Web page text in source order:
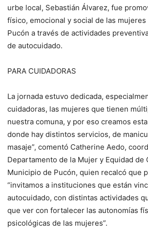
urbe local, Sebastián Álvarez, fue
físico, emocional y social de las mujeres
Pucón a través de actividades
de autocuidado.
PARA CUIDADORAS
La jornada estuvo dedicada,
cuidadoras, las mujeres que tienen
nuestra comuna, y por eso creamos
donde hay distintos servicios, de
masaje”, comentó Catherine Aedo,
Departamento de la Mujer y Equidad de
Municipio de Pucón, quien recalcó que
“invitamos a instituciones que están
autocuidado, con distintas actividades
que ver con fortalecer las autonomías
psicológicas de las mujeres”.